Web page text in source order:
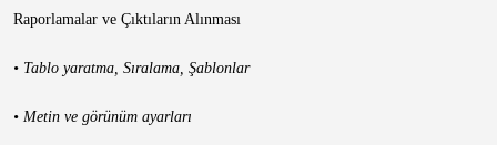
Raporlamalar ve Çıktıların Alınması
• Tablo yaratma, Sıralama, Şablonlar
• Metin ve görünüm ayarları